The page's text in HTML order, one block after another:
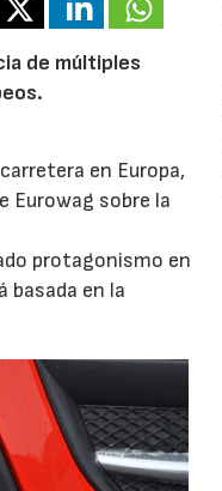
de múltiples
en Europa,
Eurowag sobre la
protagonismo en
basada en la